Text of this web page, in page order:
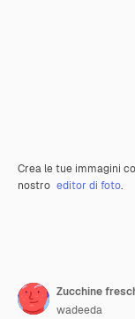
Crea le tue immagini
nostro editor di foto.
Zucchine
wadeeda